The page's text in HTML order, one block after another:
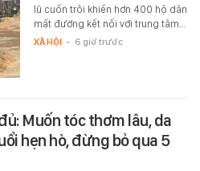
lũ cuốn trôi khiến hơn 400 hộ dân
mất đường kết nối với trung tâm…
XÃ HỘI - 6 giờ trước
Muốn tóc thơm lâu, da
hẹn hò, đừng bỏ qua 5